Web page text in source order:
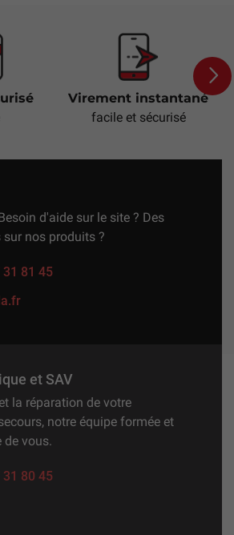
Virement instantané
facile et sécurisé
d'aide sur le site ? Des
nos produits ?
81 45
et SAV
la réparation de votre
notre équipe formée et
de vous.
80 45